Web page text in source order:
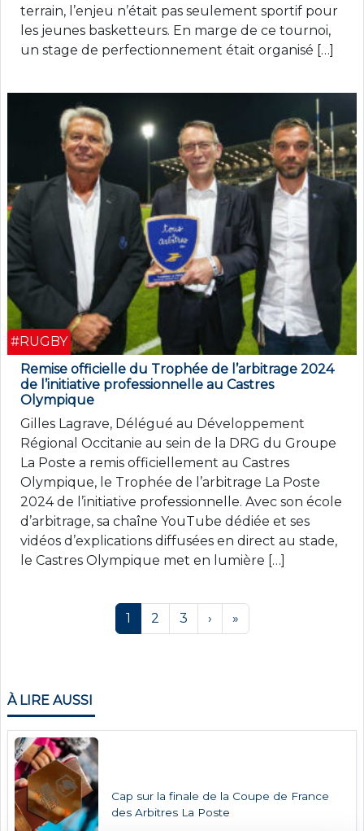
terrain, l’enjeu n’était pas seulement sportif pour
les jeunes basketteurs. En marge de ce tournoi,
un stage de perfectionnement était organisé […]
#RUGBY
Remise officielle du Trophée de l’arbitrage 2024
de l’initiative professionnelle au Castres
Olympique
Gilles Lagrave, Délégué au Développement
Régional Occitanie au sein de la DRG du Groupe
La Poste a remis officiellement au Castres
Olympique, le Trophée de l’arbitrage La Poste
2024 de l’initiative professionnelle. Avec son école
d’arbitrage, sa chaîne YouTube dédiée et ses
vidéos d’explications diffusées en direct au stade,
le Castres Olympique met en lumière […]
Current Page
1 Page
2 Page
3 › »
À LIRE AUSSI
Cap sur la finale de la Coupe de France
des Arbitres La Poste